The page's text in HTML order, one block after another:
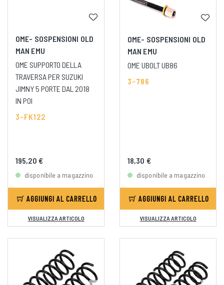
OME- SOSPENSIONI OLD
MAN EMU
OME SUPPORTO DELLA
TRAVERSA PER SUZUKI
JIMNY 5 PORTE DAL 2018
IN POI
3-FK122
195,20 €
disponibile a magazzino
AGGIUNGI AL CARRELLO
VISUALIZZA ARTICOLO
OME- SOSPENSIONI OLD
MAN EMU
OME UBOLT UB86
3-786
18,30 €
disponibile a magazzino
AGGIUNGI AL CARRELLO
VISUALIZZA ARTICOLO